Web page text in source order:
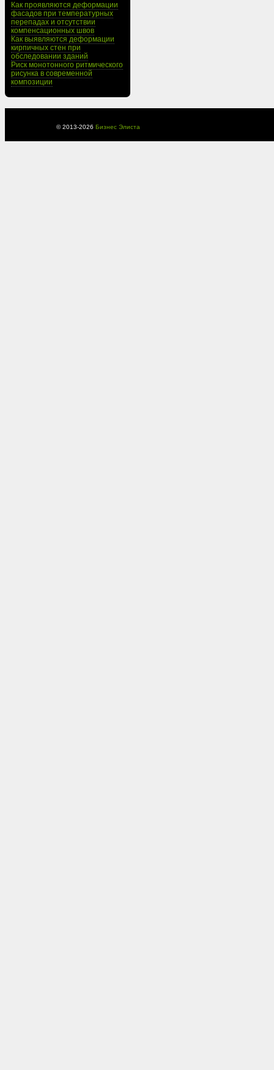
Как проявляются деформации
фасадов при температурных
перепадах и отсутствии
компенсационных швов
Как выявляются деформации
кирпичных стен при
обследовании зданий
Риск монотонного ритмического
рисунка в современной
композиции
© 2013-2026 Бизнес Элиста